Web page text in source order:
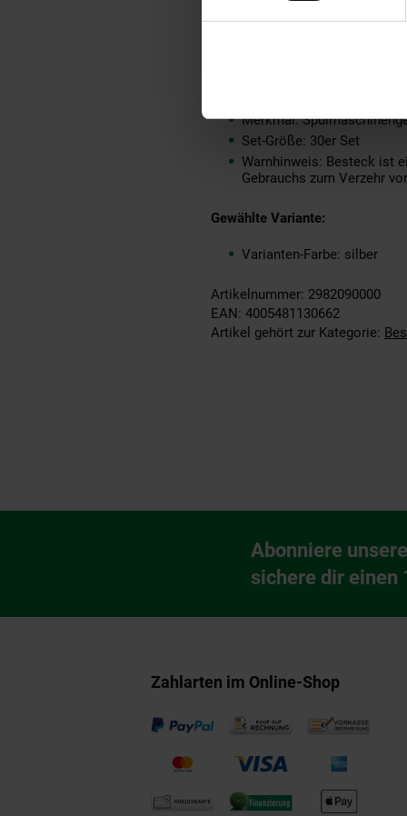
Lieferungsumfang: Je 6 x
Merkmal:
Set-Größe: 30er Set
Warnhinweis: Besteck ist
Gebrauchs zum Verzehr
Gewählte Variante:
Varianten-Farbe: silber
Artikelnummer: 2982090000
EAN: 4005481130662
Artikel gehört zur Kategorie:
Newsletter
Abonniere
sichere dir einen
Zahlarten im Online-Shop